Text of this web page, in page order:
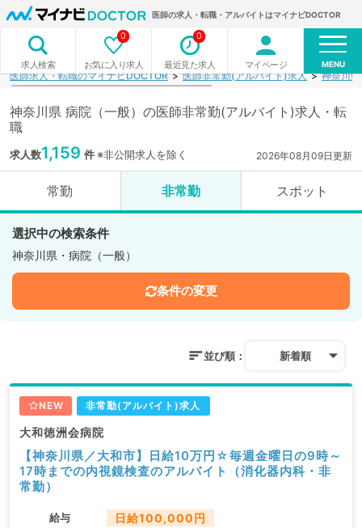
医師の求人・転職・アルバイトはマイナビDOCTOR
求人検索 お気に入り求人
0
最近見た求人
0
マイページ MENU
医師求人・転職のマイナビDOCTOR 医師非常勤(アルバイト)求人 神奈川県
神奈川県 病院（一般）の医師非常勤(アルバイト)求人・転
職
求人数1,159 件※非公開求人を除く 2026年08月09日更新
常勤 非常勤 スポット
選択中の検索条件
神奈川県・病院（一般）
条件の変更
並び順： 新着順
NEW 非常勤(アルバイト)求人
大和徳洲会病院
【神奈川県／大和市】日給10万円☆毎週金曜日の9時～
17時までの内視鏡検査のアルバイト（消化器内科・非
常勤）
給与 日給100,000円